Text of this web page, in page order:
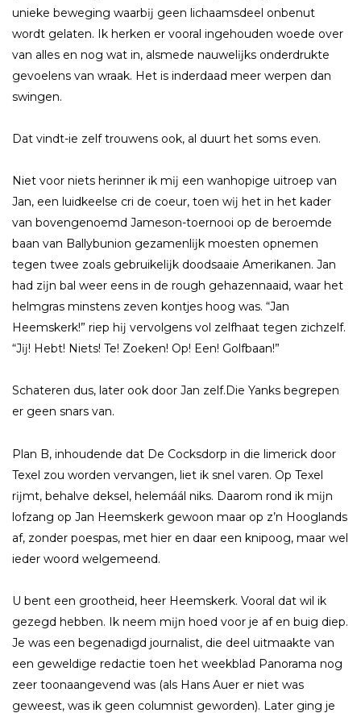
unieke beweging waarbĳ geen lichaamsdeel onbenut
wordt gelaten. Ik herken er vooral ingehouden woede over
van alles en nog wat in, alsmede nauwelĳks onderdrukte
gevoelens van wraak. Het is inderdaad meer werpen dan
swingen.
Dat vindt-ie zelf trouwens ook, al duurt het soms even.​
Niet voor niets herinner ik mĳ een wanhopige uitroep van
Jan, een luidkeelse cri de coeur, toen wĳ het in het kader
van bovengenoemd Jameson-toernooi op de beroemde
baan van Ballybunion gezamenlĳk moesten opnemen
tegen twee zoals gebruikelĳk doodsaaie Amerikanen. Jan
had zĳn bal weer eens in de rough gehazennaaid, waar het
helmgras minstens zeven kontjes hoog was. “Jan
Heemskerk!” riep hĳ vervolgens vol zelfhaat tegen zichzelf.
“Jĳ! Hebt! Niets! Te! Zoeken! Op! Een! Golfbaan!”​
Schateren dus, later ook door Jan zelf.​Die Yanks begrepen
er geen snars van.​
Plan B, inhoudende dat De Cocksdorp in die limerick door
Texel zou worden vervangen, liet ik snel varen. Op Texel
rĳmt, behalve deksel, helemáál niks. Daarom rond ik mĳn
lofzang op Jan Heemskerk gewoon maar op z’n Hooglands
af, zonder poespas, met hier en daar een knipoog, maar wel
ieder woord welgemeend.​
U bent een grootheid, heer Heemskerk. Vooral dat wil ik
gezegd hebben. Ik neem mĳn hoed voor je af en buig diep.
Je was een begenadigd journalist, die deel uitmaakte van
een geweldige redactie toen het weekblad Panorama nog
zeer toonaangevend was (als Hans Auer er niet was
geweest, was ik geen columnist geworden). Later ging je